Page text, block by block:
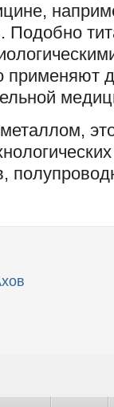
Подобно
применяют